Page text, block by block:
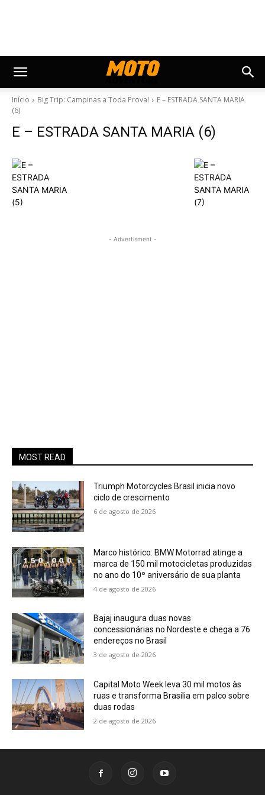
Início Big Trip: Campinas a Toda Prova!
E – ESTRADA SANTA MARIA
(6)
E – ESTRADA SANTA MARIA (6)
- Advertisment -
MOST READ
Triumph Motorcycles Brasil inicia novo
ciclo de crescimento
6 de agosto de 2026
Marco histórico: BMW Motorrad atinge a
marca de 150 mil motocicletas produzidas
no ano do 10º aniversário de sua planta
4 de agosto de 2026
Bajaj inaugura duas novas
concessionárias no Nordeste e chega a 76
endereços no Brasil
3 de agosto de 2026
Capital Moto Week leva 30 mil motos às
ruas e transforma Brasília em palco sobre
duas rodas
2 de agosto de 2026